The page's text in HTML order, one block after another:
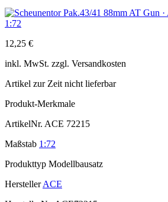
12,25 €
inkl. MwSt. zzgl. Versandkosten
Artikel zur Zeit nicht lieferbar
Produkt-Merkmale
ArtikelNr. ACE 72215
Maßstab 1:72
Produkttyp Modellbausatz
Hersteller ACE